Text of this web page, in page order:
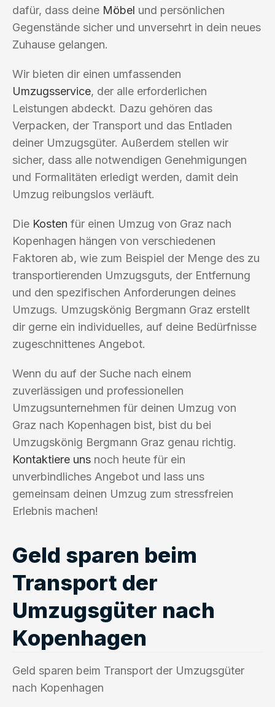
dafür, dass deine Möbel und persönlichen
Gegenstände sicher und unversehrt in dein neues
Zuhause gelangen.
Wir bieten dir einen umfassenden
Umzugsservice, der alle erforderlichen
Leistungen abdeckt. Dazu gehören das
Verpacken, der Transport und das Entladen
deiner Umzugsgüter. Außerdem stellen wir
sicher, dass alle notwendigen Genehmigungen
und Formalitäten erledigt werden, damit dein
Umzug reibungslos verläuft.
Die Kosten für einen Umzug von Graz nach
Kopenhagen hängen von verschiedenen
Faktoren ab, wie zum Beispiel der Menge des zu
transportierenden Umzugsguts, der Entfernung
und den spezifischen Anforderungen deines
Umzugs. Umzugskönig Bergmann Graz erstellt
dir gerne ein individuelles, auf deine Bedürfnisse
zugeschnittenes Angebot.
Wenn du auf der Suche nach einem
zuverlässigen und professionellen
Umzugsunternehmen für deinen Umzug von
Graz nach Kopenhagen bist, bist du bei
Umzugskönig Bergmann Graz genau richtig.
Kontaktiere uns noch heute für ein
unverbindliches Angebot und lass uns
gemeinsam deinen Umzug zum stressfreien
Erlebnis machen!
Geld sparen beim
Transport der
Umzugsgüter nach
Kopenhagen
Geld sparen beim Transport der Umzugsgüter
nach Kopenhagen